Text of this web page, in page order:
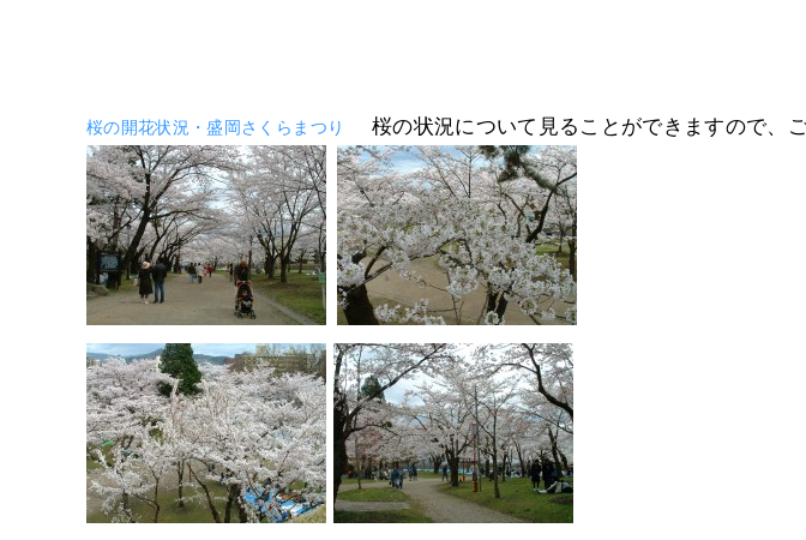
桜の開花状況・盛岡さくらまつり 桜の状況について見ることができますので、